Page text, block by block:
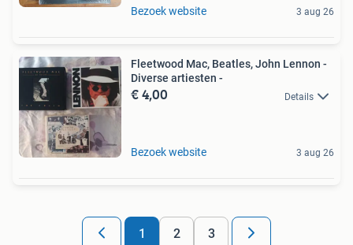
Bezoek website 3 aug 26
Fleetwood Mac, Beatles, John Lennon -
Diverse artiesten -
€ 4,00 Details
Bezoek website 3 aug 26
1 2 3